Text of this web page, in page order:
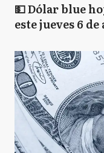
💵 Dólar blue
este jueves 6 de